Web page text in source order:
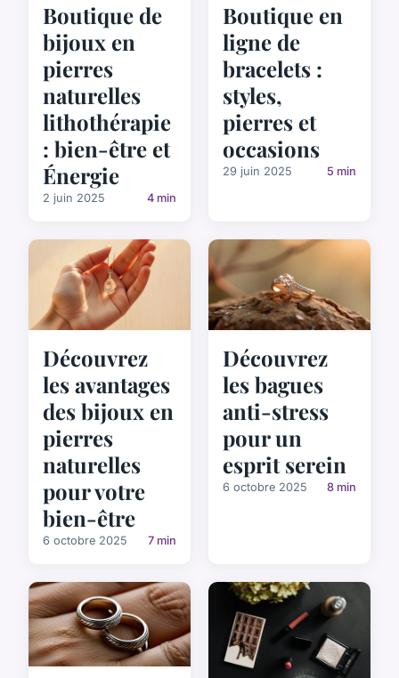
Boutique de
bijoux en
pierres
naturelles
lithothérapie
: bien-être et
Énergie
2 juin 2025 4 min
Boutique en
ligne de
bracelets :
styles,
pierres et
occasions
29 juin 2025 5 min
Découvrez
les avantages
des bijoux en
pierres
naturelles
pour votre
bien-être
6 octobre 2025 7 min
Découvrez
les bagues
anti-stress
pour un
esprit serein
6 octobre 2025 8 min